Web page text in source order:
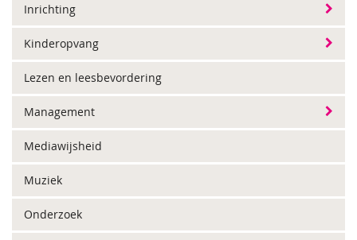
Inrichting
Kinderopvang
Lezen en leesbevordering
Management
Mediawijsheid
Muziek
Onderzoek